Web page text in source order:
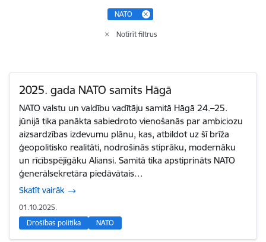
NATO
Notīrīt filtrus
2025. gada NATO samits Hāgā
NATO valstu un valdību vadītāju samitā Hāgā 24.–25.
jūnijā tika panākta sabiedroto vienošanās par ambiciozu
aizsardzības izdevumu plānu, kas, atbildot uz šī brīža
ģeopolitisko realitāti, nodrošinās stiprāku, modernāku
un rīcībspējīgāku Aliansi. Samitā tika apstiprināts NATO
ģenerālsekretāra piedāvātais…
Skatīt vairāk
01.10.2025.
Drošības politika
NATO